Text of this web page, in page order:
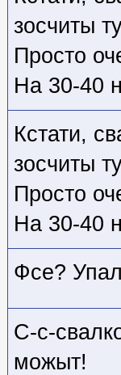
зосчиты
Просто
На 30-40
Кстати,
зосчиты
Просто
На 30-40
Фсе?
С-с-
можыт!